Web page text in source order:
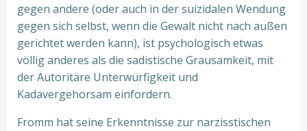
gegen andere (oder auch in der suizidalen Wendung
gegen sich selbst, wenn die Gewalt nicht nach außen
gerichtet werden kann), ist psychologisch etwas
völlig anderes als die sadistische Grausamkeit, mit
der Autoritäre Unterwürfigkeit und
Kadavergehorsam einfordern.
Fromm hat seine Erkenntnisse zur narzisstischen